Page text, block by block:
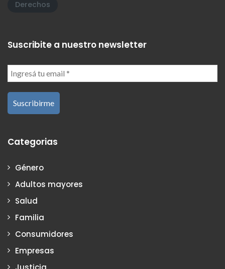
Derechos
Suscribite a nuestro newsletter
Categorias
Género
Adultos mayores
Salud
Familia
Consumidores
Empresas